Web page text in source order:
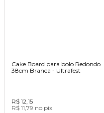
Cake Board para bolo Redondo
38cm Branca - Ultrafest
R$ 12,15
R$ 11,79 no pix